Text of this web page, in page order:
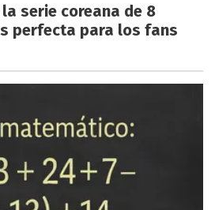
serie coreana de 8
perfecta para los fans